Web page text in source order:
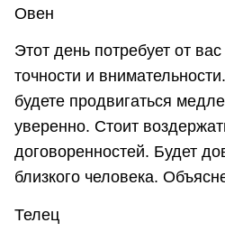
Овен
Этот день потребует от
точности и
будете продвигаться
уверенно. Стоит
договоренностей. Будет
близкого человека.
Телец